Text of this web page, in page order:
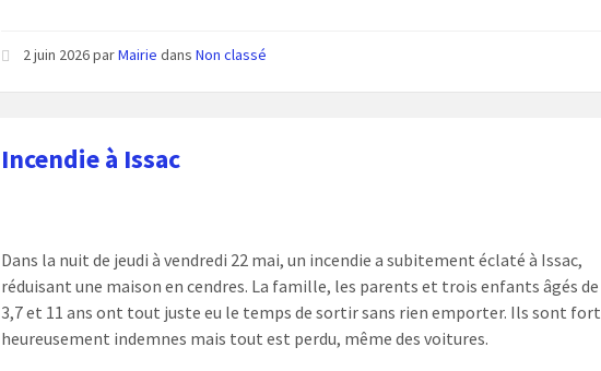
2 juin 2026parMairie dansNon classé
Incendie à Issac
Dans la nuit de jeudi à vendredi 22 mai, un incendie a subitement éclaté à Issac,
réduisant une maison en cendres. La famille, les parents et trois enfants âgés de
3,7 et 11 ans ont tout juste eu le temps de sortir sans rien emporter. Ils sont fort
heureusement indemnes mais tout est perdu, même des voitures.